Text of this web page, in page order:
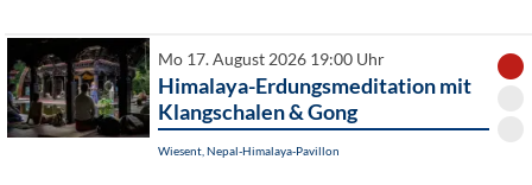
Mo 17. August 2026 19:00 Uhr
Himalaya-Erdungsmeditation mit
Klangschalen & Gong
Wiesent, Nepal-Himalaya-Pavillon